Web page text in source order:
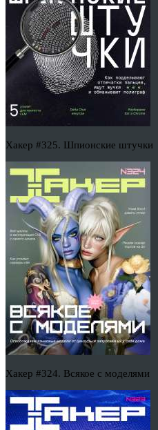
Хакер #325. Шпионские штучки
Хакер #324. Всякое с моделями